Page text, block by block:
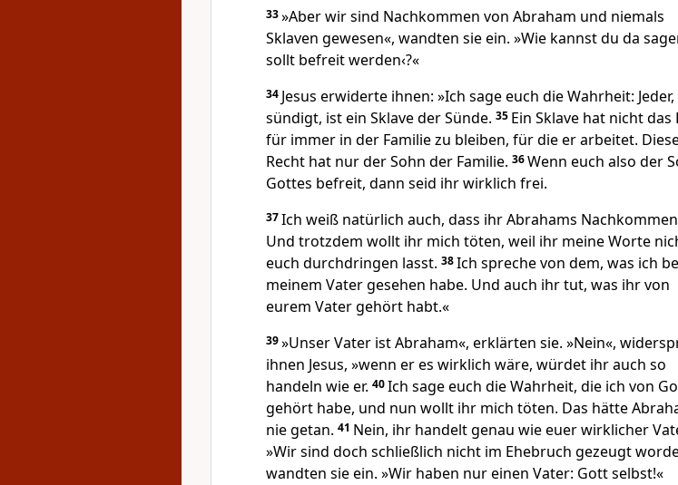
33»Aber wir sind Nachkommen von Abraham und niemals
Sklaven gewesen«, wandten sie ein. »Wie kannst du da
sollt befreit werden‹?«
34 Jesus erwiderte ihnen: »Ich sage euch die Wahrheit:
sündigt, ist ein Sklave der Sünde. 35 Ein Sklave hat nicht das
für immer in der Familie zu bleiben, für die er arbeitet.
Recht hat nur der Sohn der Familie. 36Wenn euch also der
Gottes befreit, dann seid ihr wirklich frei.
37Ich weiß natürlich auch, dass ihr Abrahams
Und trotzdem wollt ihr mich töten, weil ihr meine Worte
euch durchdringen lasst. 38Ich spreche von dem, was ich
meinem Vater gesehen habe. Und auch ihr tut, was ihr von
eurem Vater gehört habt.«
39»Unser Vater ist Abraham«, erklärten sie. »Nein«,
ihnen Jesus, »wenn er es wirklich wäre, würdet ihr auch so
handeln wie er. 40Ich sage euch die Wahrheit, die ich von
gehört habe, und nun wollt ihr mich töten. Das hätte
nie getan. 41 Nein, ihr handelt genau wie euer wirklicher
»Wir sind doch schließlich nicht im Ehebruch gezeugt
wandten sie ein. »Wir haben nur einen Vater: Gott selbst!«